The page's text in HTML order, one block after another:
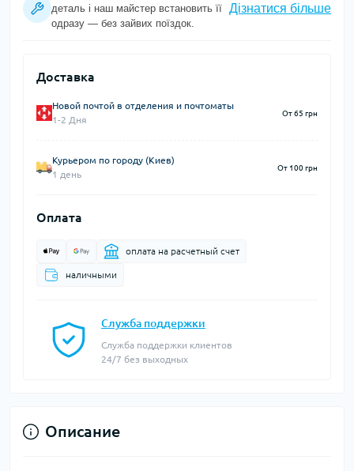
деталь і наш майстер встановить її
одразу — без зайвих поїздок.
Дізнатися більше
Доставка
Новой почтой в отделения и почтоматы
1-2 Дня
От 65 грн
Курьером по городу (Киев)
1 день
От 100 грн
Оплата
оплата на расчетный счет
наличными
Служба поддержки
Служба поддержки клиентов
24/7 без выходных
Описание